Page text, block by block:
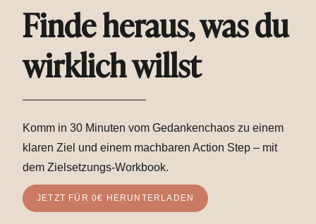
Finde heraus, was du
wirklich willst
Komm in 30 Minuten vom Gedankenchaos zu einem
klaren Ziel und einem machbaren Action Step – mit
dem Zielsetzungs-Workbook.
JETZT FÜR 0€ HERUNTERLADEN